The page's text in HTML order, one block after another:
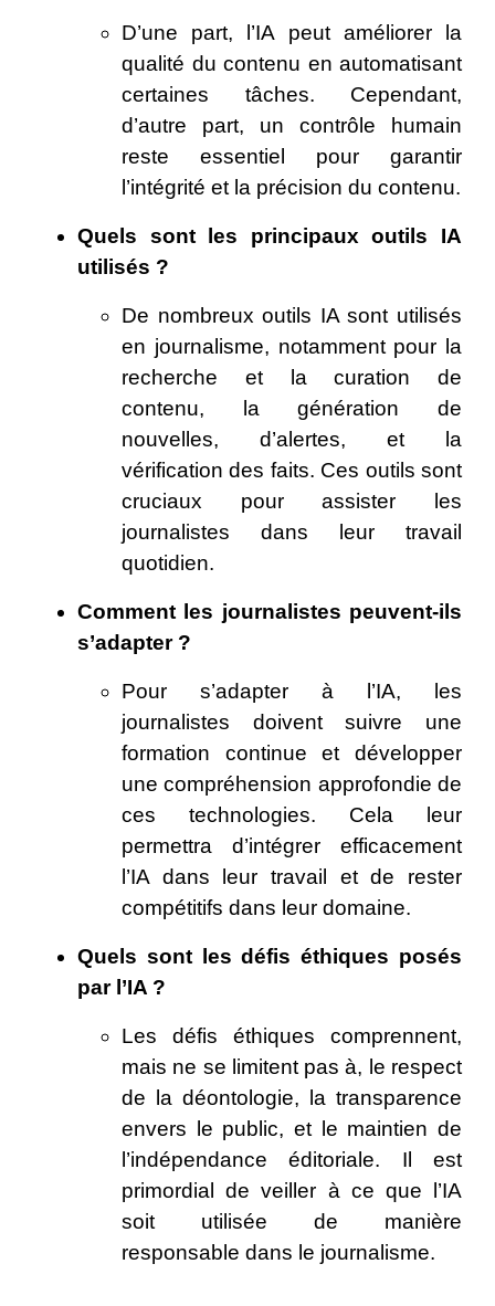
D’une part, l’IA peut améliorer la
qualité du contenu en automatisant
certaines tâches. Cependant,
d’autre part, un contrôle humain
reste essentiel pour garantir
l’intégrité et la précision du contenu.
Quels sont les principaux outils IA
utilisés ?
De nombreux outils IA sont utilisés
en journalisme, notamment pour la
recherche et la curation de
contenu, la génération de
nouvelles, d’alertes, et la
vérification des faits. Ces outils sont
cruciaux pour assister les
journalistes dans leur travail
quotidien.
Comment les journalistes peuvent-ils
s’adapter ?
Pour s’adapter à l’IA, les
journalistes doivent suivre une
formation continue et développer
une compréhension approfondie de
ces technologies. Cela leur
permettra d’intégrer efficacement
l’IA dans leur travail et de rester
compétitifs dans leur domaine.
Quels sont les défis éthiques posés
par l’IA ?
Les défis éthiques comprennent,
mais ne se limitent pas à, le respect
de la déontologie, la transparence
envers le public, et le maintien de
l’indépendance éditoriale. Il est
primordial de veiller à ce que l’IA
soit utilisée de manière
responsable dans le journalisme.